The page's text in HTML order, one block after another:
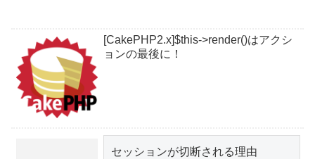
[CakePHP2.x]$this->render()はアクシ
ョンの最後に！
セッションが切断される理由